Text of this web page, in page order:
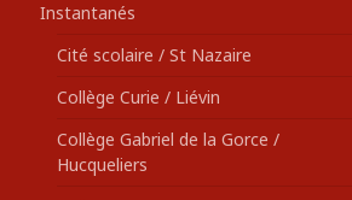
Instantanés
Cité scolaire / St Nazaire
Collège Curie / Liévin
Collège Gabriel de la Gorce /
Hucqueliers